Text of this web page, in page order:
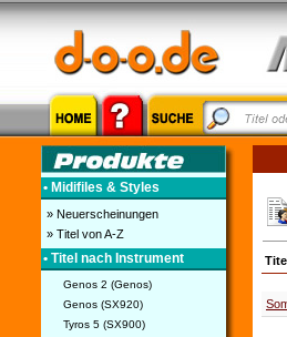
• Midifiles & Styles
» Neuerscheinungen
» Titel von A-Z
• Titel nach Instrument
Genos 2 (Genos)
Genos (SX920)
Tyros 5 (SX900)